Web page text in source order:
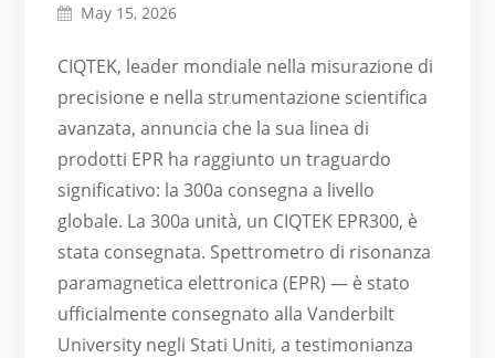
May 15, 2026
CIQTEK, leader mondiale nella misurazione di
precisione e nella strumentazione scientifica
avanzata, annuncia che la sua linea di
prodotti EPR ha raggiunto un traguardo
significativo: la 300a consegna a livello
globale. La 300a unità, un CIQTEK EPR300, è
stata consegnata. Spettrometro di risonanza
paramagnetica elettronica (EPR)— è stato
ufficialmente consegnato alla Vanderbilt
University negli Stati Uniti, a testimonianza